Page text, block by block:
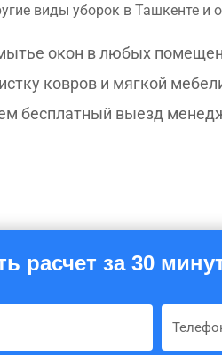
виды уборок в Ташкенте и
окон в любых
ковров и мягкой
бесплатный выезд
расчет за 30